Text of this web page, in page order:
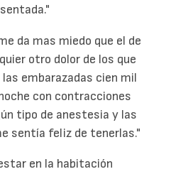
da mas miedo que el de
otro dolor de los que
embarazadas cien mil
con contracciones
tipo de anestesia y las
sentía feliz de tenerlas."
en la habitación